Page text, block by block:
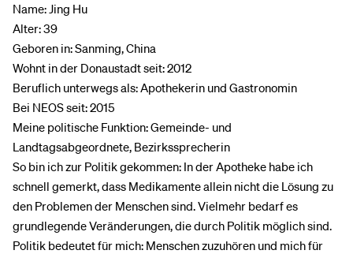
Name: Jing Hu
Alter: 39
Geboren in: Sanming, China
Wohnt in der Donaustadt seit: 2012
Beruflich unterwegs als: Apothekerin und Gastronomin
Bei NEOS seit: 2015
Meine politische Funktion: Gemeinde- und
Landtagsabgeordnete, Bezirkssprecherin
So bin ich zur Politik gekommen: In der Apotheke habe ich
schnell gemerkt, dass Medikamente allein nicht die Lösung zu
den Problemen der Menschen sind. Vielmehr bedarf es
grundlegende Veränderungen, die durch Politik möglich sind.
Politik bedeutet für mich: Menschen zuzuhören und mich für